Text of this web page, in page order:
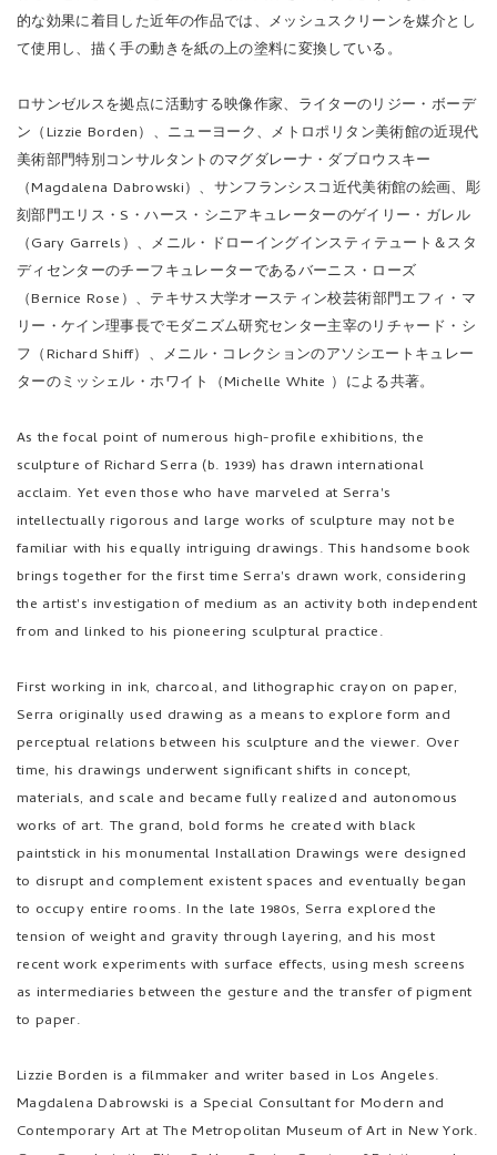
的な効果に着目した近年の作品では、メッシュスクリーンを媒介とし
て使用し、描く手の動きを紙の上の塗料に変換している。
ロサンゼルスを拠点に活動する映像作家、ライターのリジー・ボーデ
ン（Lizzie Borden）、ニューヨーク、メトロポリタン美術館の近現代
美術部門特別コンサルタントのマグダレーナ・ダブロウスキー
（Magdalena Dabrowski）、サンフランシスコ近代美術館の絵画、彫
刻部門エリス・S・ハース・シニアキュレーターのゲイリー・ガレル
（Gary Garrels）、メニル・ドローイングインスティテュート＆スタ
ディセンターのチーフキュレーターであるバーニス・ローズ
（Bernice Rose）、テキサス大学オースティン校芸術部門エフィ・マ
リー・ケイン理事長でモダニズム研究センター主宰のリチャード・シ
フ（Richard Shiff）、メニル・コレクションのアソシエートキュレー
ターのミッシェル・ホワイト（Michelle White ）による共著。
As the focal point of numerous high-profile exhibitions, the
sculpture of Richard Serra (b. 1939) has drawn international
acclaim. Yet even those who have marveled at Serra's
intellectually rigorous and large works of sculpture may not be
familiar with his equally intriguing drawings. This handsome book
brings together for the first time Serra's drawn work, considering
the artist's investigation of medium as an activity both independent
from and linked to his pioneering sculptural practice.
First working in ink, charcoal, and lithographic crayon on paper,
Serra originally used drawing as a means to explore form and
perceptual relations between his sculpture and the viewer. Over
time, his drawings underwent significant shifts in concept,
materials, and scale and became fully realized and autonomous
works of art. The grand, bold forms he created with black
paintstick in his monumental Installation Drawings were designed
to disrupt and complement existent spaces and eventually began
to occupy entire rooms. In the late 1980s, Serra explored the
tension of weight and gravity through layering, and his most
recent work experiments with surface effects, using mesh screens
as intermediaries between the gesture and the transfer of pigment
to paper.
Lizzie Borden is a filmmaker and writer based in Los Angeles.
Magdalena Dabrowski is a Special Consultant for Modern and
Contemporary Art at The Metropolitan Museum of Art in New York.